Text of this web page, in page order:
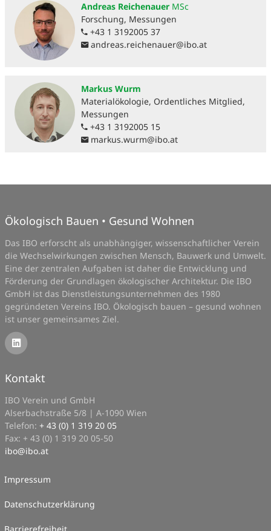
Andreas Reichenauer MSc
Forschung, Messungen
+43 1 3192005 37
andreas.reichenauer@ibo.at
Markus Wurm
Materialökologie, Ordentliches Mitglied,
Messungen
+43 1 3192005 15
markus.wurm@ibo.at
Ökologisch Bauen • Gesund Wohnen
Das IBO erforscht als unabhängiger, wissenschaftlicher Verein
die Wechselwirkungen zwischen Mensch, Bauwerk und Umwelt.
Eine der zentralen Aufgaben ist daher die Entwicklung und
Förderung der Grundlagen ökologischer Architektur. Die IBO
GmbH ist das Dienstleistungsunternehmen des 1980
gegründeten Vereins IBO. Ökologisch bauen – gesund wohnen
ist unser gemeinsames Ziel.
Kontakt
IBO Verein und GmbH
Alserbachstraße 5/8 | A-1090 Wien
Telefon: + 43 (0) 1 319 20 05
Fax: + 43 (0) 1 319 20 05-50
ibo@ibo.at
Impressum
Datenschutzerklärung
Barrierefreiheit